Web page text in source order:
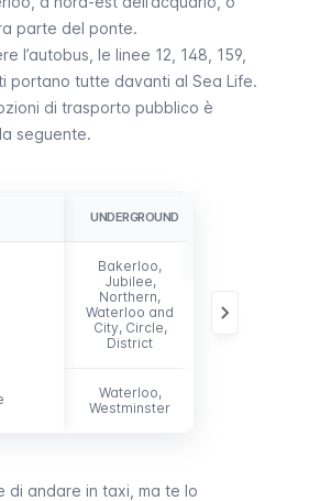
parte del ponte.
l’autobus , le linee 12, 148, 159,
portano tutte davanti al Sea Life.
di trasporto pubblico è
seguente.
UNDERGROUND
Bakerloo,
Jubilee,
Northern,
Waterloo and
City, Circle,
District
211, 381, 453,
Waterloo,
Westminster
di andare in taxi , ma te lo